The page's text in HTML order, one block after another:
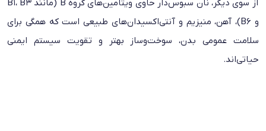
از سوی دیگر، نان سبوس‌دار حاوی ویتامین‌های گروه B (مانند B1، B3
و B6)، آهن، منیزیم و آنتی‌اکسیدان‌های طبیعی است که همگی برای
سلامت عمومی بدن، سوخت‌وساز بهتر و تقویت سیستم ایمنی
حیاتی‌اند.